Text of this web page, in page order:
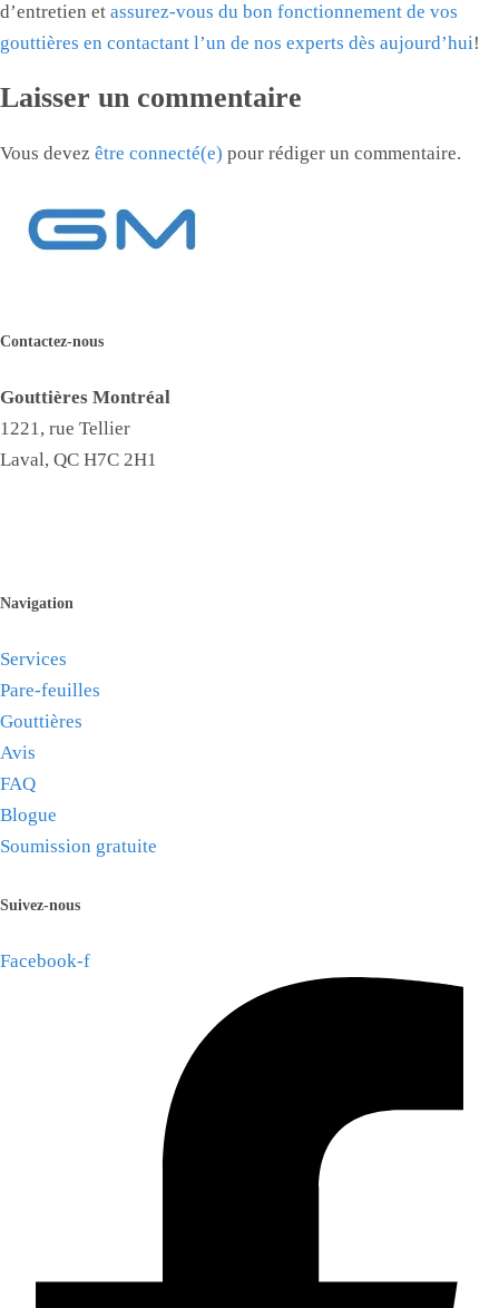
d’entretien et assurez-vous du bon fonctionnement de vos
gouttières en contactant l’un de nos experts dès aujourd’hui !
Laisser un commentaire
Vous devez être connecté(e) pour rédiger un commentaire.
Contactez-nous
Gouttières Montréal
1221, rue Tellier
Laval, QC H7C 2H1
Navigation
Services
Pare-feuilles
Gouttières
Avis
FAQ
Blogue
Soumission gratuite
Suivez-nous
Facebook-f